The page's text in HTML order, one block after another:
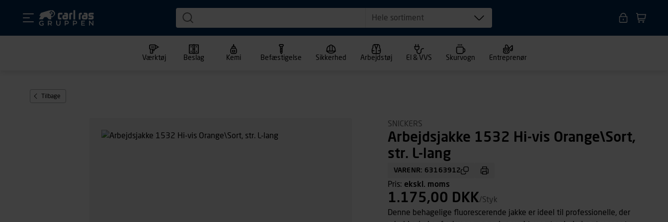
Hele sortiment
Værktøj Beslag Kemi Befæstigelse Sikkerhed Arbejdstøj El & VVS Skurvogn Entreprenør
Tilbage
SNICKERS
Arbejdsjakke 1532 Hi-vis Orange\Sort,
str. L-lang
VARENR: 63163912
Pris: ekskl. moms
1.175,00 DKK/Styk
Denne behagelige fluorescerende jakke er ideel til professionelle, der